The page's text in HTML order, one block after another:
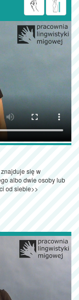
się w
albo dwie osoby lub
od siebie>>